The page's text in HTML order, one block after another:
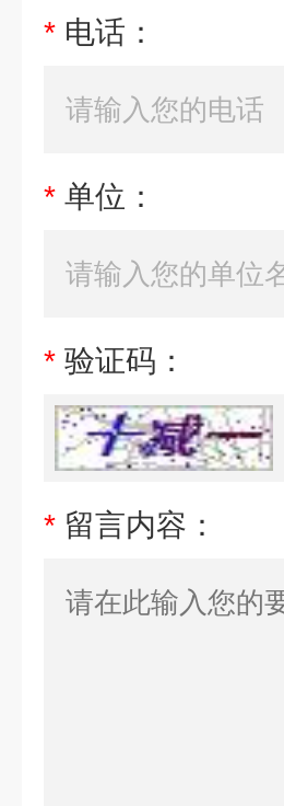
* 电话：
* 单位：
* 验证码：
* 留言内容：